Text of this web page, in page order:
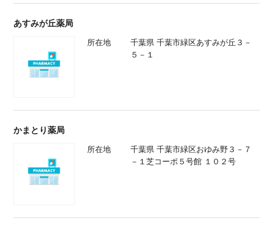
あすみが丘薬局
所在地
千葉県 千葉市緑区あすみが丘３－
５－１
かまとり薬局
所在地
千葉県 千葉市緑区おゆみ野３－７
－１芝コーポ５号館 １０２号